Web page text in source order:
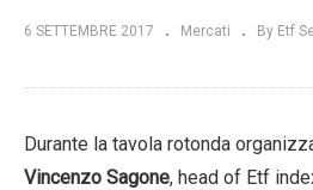
6 SETTEMBRE 2017 Mercati By Etf
Durante la tavola rotonda
Vincenzo Sagone, head of Etf